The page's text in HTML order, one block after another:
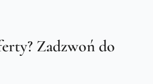
Zadzwoń do